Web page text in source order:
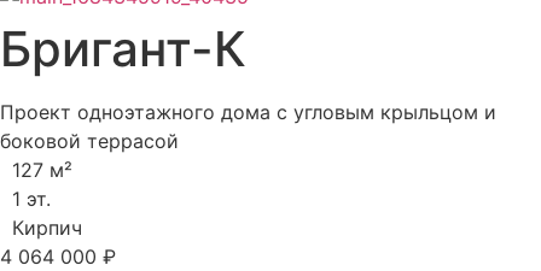
Бригант-К
Проект одноэтажного дома с угловым крыльцом и
боковой террасой
127 м²
1 эт.
Кирпич
4 064 000 ₽